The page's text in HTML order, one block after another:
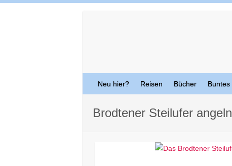
Neu hier? Reisen Bücher Buntes
Brodtener Steilufer angeln